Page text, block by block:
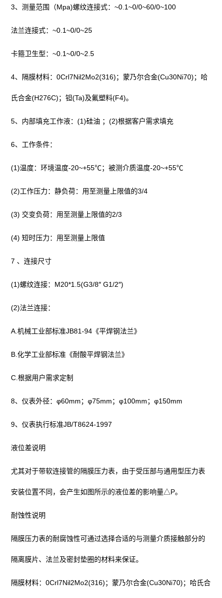
3、测量范围（Mpa)螺纹连接式：~0.1~0/0~60/0~100
法兰连接式：~0.1~0/0~25
卡箍卫生型：~0.1~0/0~2.5
4、隔膜材料：0Crl7Nil2Mo2(316)；蒙乃尔合金(Cu30Ni70)；哈
氏合金(H276C)；钽(Ta)及氟塑料(F4)。
5、内部填充工作液：(1)硅油 ；(2)根据客户需求填充
6、工作条件：
(1)温度：环境温度-20~+55℃；被测介质温度-20~+55℃
(2)工作压力：静负荷：用至测量上限值的3/4
(3) 交变负荷：用至测量上限值的2/3
(4) 短时压力：用至测量上限值
7 、连接尺寸
(1)螺纹连接：M20*1.5(G3/8″ G1/2″)
(2)法兰连接：
A.机械工业部标准JB81-94《平焊钢法兰》
B.化学工业部标准《耐酸平焊钢法兰》
C.根据用户需求定制
8、仪表外径：φ60mm；φ75mm；φ100mm；φ150mm
9、仪表执行标准JB/T8624-1997
液位差说明
尤其对于带软连接管的隔膜压力表，由于受压部与通用型压力表
安装位置不同，会产生如图所示的液位差的影响量△P。
耐蚀性说明
隔膜压力表的耐腐蚀性可通过选择合适的与测量介质接触部分的
隔离膜片、法兰及密封垫圈的材料来保证。
隔膜材料：0Crl7Nil2Mo2(316)；蒙乃尔合金(Cu30Ni70)；哈氏合